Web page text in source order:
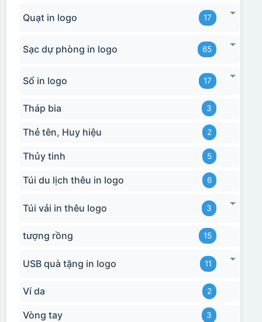
Quạt in logo 17
Sạc dự phòng in logo 65
Sổ in logo 17
Tháp bia 3
Thẻ tên, Huy hiệu 2
Thủy tinh 5
Túi du lịch thêu in logo 6
Túi vải in thêu logo 3
tượng rồng 15
USB quà tặng in logo 11
Ví da 2
Vòng tay 3